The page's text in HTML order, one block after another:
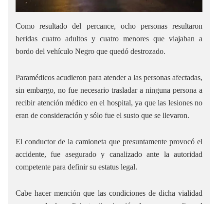
Como resultado del percance, ocho personas resultaron
heridas cuatro adultos y cuatro menores que viajaban a
bordo del vehículo Negro que quedó destrozado.
Paramédicos acudieron para atender a las personas afectadas,
sin embargo, no fue necesario trasladar a ninguna persona a
recibir atención médico en el hospital, ya que las lesiones no
eran de consideración y sólo fue el susto que se llevaron.
El conductor de la camioneta que presuntamente provocó el
accidente, fue asegurado y canalizado ante la autoridad
competente para definir su estatus legal.
Cabe hacer mención que las condiciones de dicha vialidad